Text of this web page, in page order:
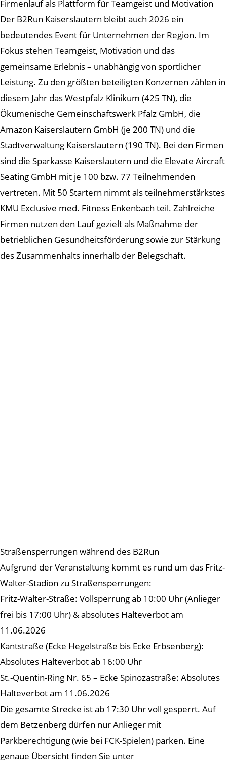
Firmenlauf als Plattform für Teamgeist und Motivation
Der B2Run Kaiserslautern bleibt auch 2026 ein
bedeutendes Event für Unternehmen der Region. Im
Fokus stehen Teamgeist, Motivation und das
gemeinsame Erlebnis – unabhängig von sportlicher
Leistung. Zu den größten beteiligten Konzernen zählen in
diesem Jahr das Westpfalz Klinikum (425 TN), die
Ökumenische Gemeinschaftswerk Pfalz GmbH, die
Amazon Kaiserslautern GmbH (je 200 TN) und die
Stadtverwaltung Kaiserslautern (190 TN). Bei den Firmen
sind die Sparkasse Kaiserslautern und die Elevate Aircraft
Seating GmbH mit je 100 bzw. 77 Teilnehmenden
vertreten. Mit 50 Startern nimmt als teilnehmerstärkstes
KMU Exclusive med. Fitness Enkenbach teil. Zahlreiche
Firmen nutzen den Lauf gezielt als Maßnahme der
betrieblichen Gesundheitsförderung sowie zur Stärkung
des Zusammenhalts innerhalb der Belegschaft.
Straßensperrungen während des B2Run
Aufgrund der Veranstaltung kommt es rund um das Fritz-
Walter-Stadion zu Straßensperrungen:
Fritz-Walter-Straße: Vollsperrung ab 10:00 Uhr (Anlieger
frei bis 17:00 Uhr) & absolutes Halteverbot am
11.06.2026
Kantstraße (Ecke Hegelstraße bis Ecke Erbsenberg):
Absolutes Halteverbot ab 16:00 Uhr
St.-Quentin-Ring Nr. 65 – Ecke Spinozastraße: Absolutes
Halteverbot am 11.06.2026
Die gesamte Strecke ist ab 17:30 Uhr voll gesperrt. Auf
dem Betzenberg dürfen nur Anlieger mit
Parkberechtigung (wie bei FCK-Spielen) parken. Eine
genaue Übersicht finden Sie unter